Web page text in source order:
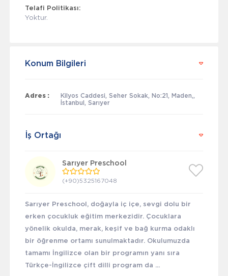
Telafi Politikası:
Yoktur.
Konum Bilgileri
Adres :
Kilyos Caddesi, Seher Sokak, No:21, Maden,,
İstanbul, Sarıyer
İş Ortağı
Sarıyer Preschool
(+90)5325167048
Sarıyer Preschool, doğayla iç içe, sevgi dolu bir
erken çocukluk eğitim merkezidir. Çocuklara
yönelik okulda, merak, keşif ve bağ kurma odaklı
bir öğrenme ortamı sunulmaktadır. Okulumuzda
tamamı İngilizce olan bir programın yanı sıra
Türkçe-İngilizce çift dilli program da ...